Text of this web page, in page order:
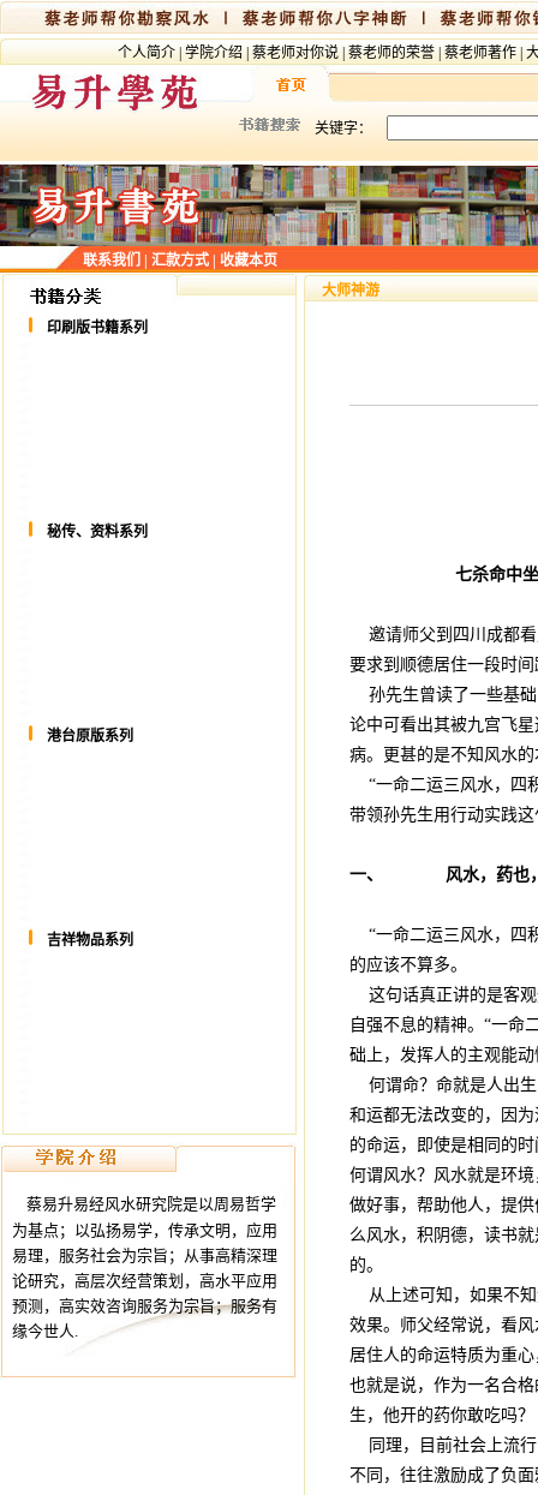
个人简介 学院介绍 蔡老师对你说 蔡老师的荣誉 蔡老师著作
关键字：
联系我们 汇款方式 收藏本页
印刷版书籍系列
秘传、资料系列
港台原版系列
吉祥物品系列
蔡易升易经风水研究院是以周易哲学
为基点；以弘扬易学，传承文明，应用
易理，服务社会为宗旨；从事高精深理
论研究，高层次经营策划，高水平应用
预测，高实效咨询服务为宗旨；服务有
缘今世人.
大师神游
七杀命中坐
邀请师父到四川成都看
要求到顺德居住一段时
孙先生曾读了一些基础
论中可看出其被九宫飞
病。更甚的是不知风水
“一命二运三风水，四
带领孙先生用行动实践
一、 风水，药也
“一命二运三风水，四
的应该不算多。
这句话真正讲的是客观
自强不息的精神。“一命
础上，发挥人的主观能动
何谓命？命就是人出生
和运都无法改变的，因
的命运，即使是相同的
何谓风水？风水就是环
做好事，帮助他人，提
么风水，积阴德，读书
的。
从上述可知，如果不知
效果。师父经常说，看
居住人的命运特质为重
也就是说，作为一名合
生，他开的药你敢吃吗？
同理，目前社会上流行
不同，往往激励成了负